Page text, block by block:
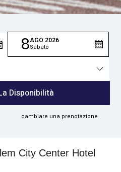
8AGO 2026
Sabato
cambiare una prenotazione
Disponibilità
City Center Hotel